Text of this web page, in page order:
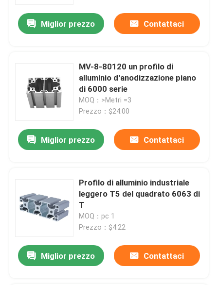
Miglior prezzo Contattaci
MV-8-80120 un profilo di
alluminio d'anodizzazione piano
di 6000 serie
MOQ：>Metri =3
Prezzo：$24.00
Miglior prezzo Contattaci
Profilo di alluminio industriale
leggero T5 del quadrato 6063 di
T
MOQ：pc 1
Prezzo：$4.22
Miglior prezzo Contattaci